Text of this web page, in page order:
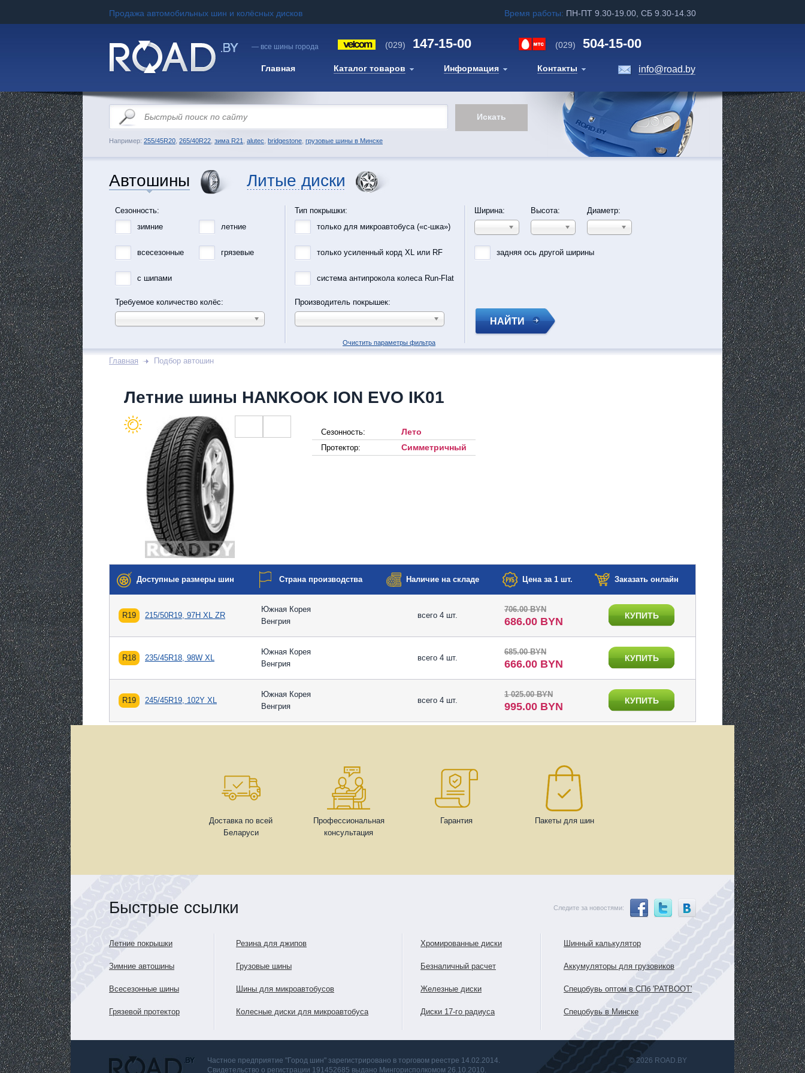
Продажа автомобильных шин и колёсных дисков Время работы: ПН-ПТ 9.30-19.00, СБ 9.30-14.30
— все шины города (029) 147-15-00 (029) 504-15-00
Главная Каталог товаров Информация Контакты info@road.by
Например: 255/45R20 265/40R22 зима R21 alutec bridgestone грузовые шины в Минске
Автошины Литые диски
Сезонность:
зимние
летние
всесезонные грязевые
с шипами
Требуемое количество колёс:
Тип покрышки:
только для микроавтобуса («с-шка»)
только усиленный корд XL или RF
система антипрокола колеса Run-Flat
Производитель покрышек:
Ширина: Высота: Диаметр:
задняя ось другой ширины
НАЙТИ
Очистить параметры фильтра
Главная Подбор автошин
Летние шины HANKOOK ION EVO IK01
Сезонность: Лето
Протектор: Симметричный
Доступные размеры шин Страна производства Наличие на складе Цена за 1 шт. Заказать онлайн
R19 215/50R19, 97H XL ZR
Южная Корея
Венгрия
всего 4 шт.
706.00 BYN
686.00 BYN КУПИТЬ
R18 235/45R18, 98W XL
Южная Корея
Венгрия
всего 4 шт.
685.00 BYN
666.00 BYN КУПИТЬ
R19 245/45R19, 102Y XL
Южная Корея
Венгрия
всего 4 шт.
1 025.00 BYN
995.00 BYN КУПИТЬ
Доставка по всей
Беларуси
Профессиональная
консультация
Гарантия Пакеты для шин
Быстрые ссылки Следите за новостями:
Летние покрышки
Зимние автошины
Всесезонные шины
Грязевой протектор
Резина для джипов
Грузовые шины
Шины для микроавтобусов
Колесные диски для микроавтобуса
Хромированные диски
Безналичный расчет
Железные диски
Диски 17-го радиуса
Шинный калькулятор
Аккумуляторы для грузовиков
Спецобувь оптом в СПб 'PATBOOT'
Спецобувь в Минске
Частное предприятие "Город шин" зарегистрировано в торговом реестре 14.02.2014.
Свидетельство о регистрации 191452685 выдано Мингорисполкомом 26.10.2010.
© 2026 ROAD.BY